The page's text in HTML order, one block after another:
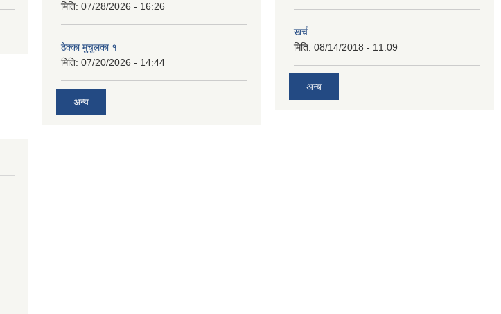
मिति: 07/28/2026 - 16:26
ठेक्का मुचुलका १
मिति: 07/20/2026 - 14:44
अन्य
खर्च
मिति: 08/14/2018 - 11:09
अन्य